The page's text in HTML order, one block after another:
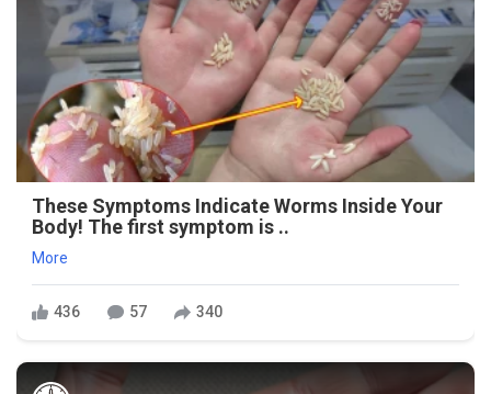
These Symptoms Indicate Worms Inside Your
Body! The first symptom is ..
More
436 57 340